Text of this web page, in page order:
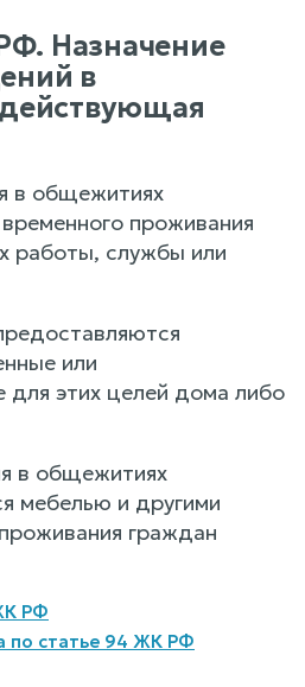
Назначение
в
в общежитиях
проживания
работы, службы или
или
для этих целей дома либо
в общежитиях
мебелью и другими
граждан
РФ
по статье 94 ЖК РФ